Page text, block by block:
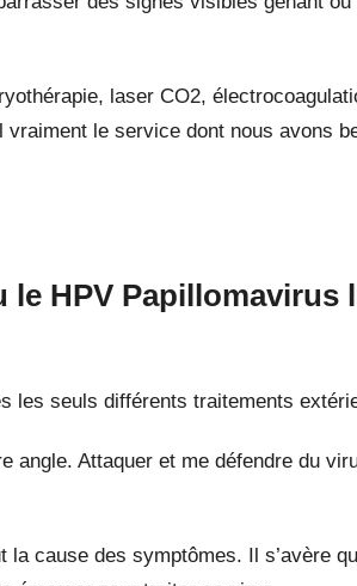
laser CO2,
le service dont nous avons
HPV Papillomavirus
les seuls différents traitements
angle. Attaquer et me défendre du
cause des symptômes. Il s’avère